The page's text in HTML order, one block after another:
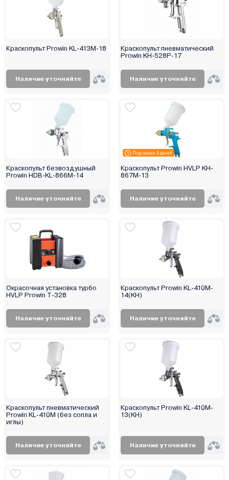
Краскопульт Prowin KL-413M-18
Наличие уточняйте
Краскопульт пневматический
Prowin KH-528P-17
Наличие уточняйте
Краскопульт безвоздушный
Prowin HDB-KL-866M-14
Наличие уточняйте
Под заказ 5 дней
Краскопульт Prowin HVLP KH-
867M-13
Наличие уточняйте
Окрасочная установка турбо
HVLP Prowin T-328
Наличие уточняйте
Краскопульт Prowin KL-410M-
14(KH)
Наличие уточняйте
Краскопульт пневматический
Prowin KL-410M (без сопла и
иглы)
Наличие уточняйте
Краскопульт Prowin KL-410M-
13(KH)
Наличие уточняйте